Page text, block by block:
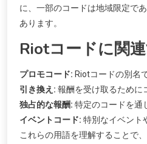
に、一部のコードは地域限定で
あります。
Riotコードに関
プロモコード: Riotコードの別名
引き換え: 報酬を受け取るために
独占的な報酬: 特定のコードを通
イベントコード: 特別なイベント
これらの用語を理解することで